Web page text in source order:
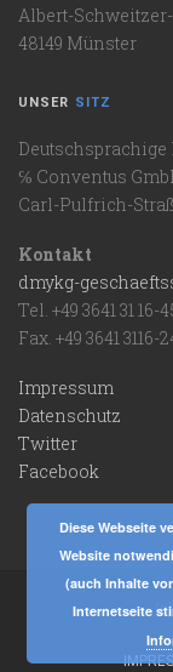
Albert-Schweitzer-
48149 Münster
UNSER SITZ
℅ Conventus
Carl-Pulfrich-
Kontakt
dmykg-
Tel. +49 3641 31 16-
Fax. +49 3641 3116-
Impressum
Datenschutz
Twitter
Facebook
Diese Webseite
Website
(auch Inhalte
Internetseite